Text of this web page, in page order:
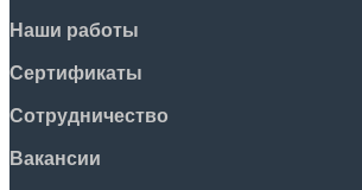
Наши работы
Сертификаты
Сотрудничество
Вакансии